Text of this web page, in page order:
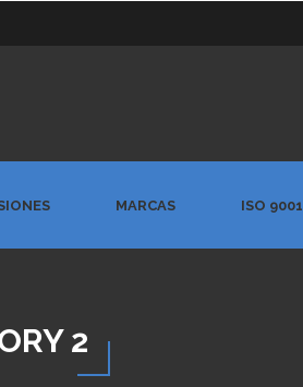
MARCAS ISO 9001
2